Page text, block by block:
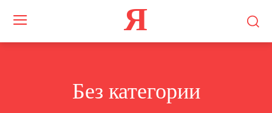
Я
Без категории